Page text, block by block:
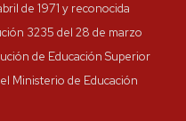
de 1971 y reconocida
3235 del 28 de marzo
de Educación Superior
Ministerio de Educación